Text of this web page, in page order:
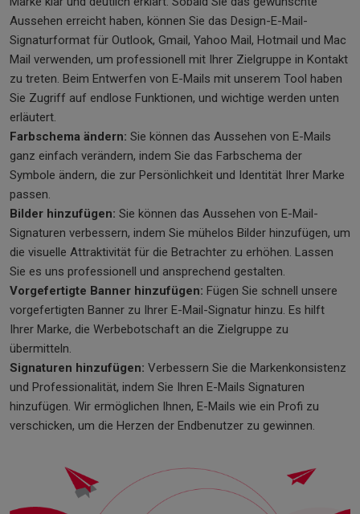
Aussehen erreicht haben, können Sie das Design-E-Mail-
Signaturformat für Outlook, Gmail, Yahoo Mail, Hotmail und Mac
Mail verwenden, um professionell mit Ihrer Zielgruppe in Kontakt
zu treten. Beim Entwerfen von E-Mails mit unserem Tool haben
Sie Zugriff auf endlose Funktionen, und wichtige werden unten
erläutert.
Farbschema ändern: Sie können das Aussehen von E-Mails
ganz einfach verändern, indem Sie das Farbschema der
Symbole ändern, die zur Persönlichkeit und Identität Ihrer Marke
passen.
Bilder hinzufügen: Sie können das Aussehen von E-Mail-
Signaturen verbessern, indem Sie mühelos Bilder hinzufügen, um
die visuelle Attraktivität für die Betrachter zu erhöhen. Lassen
Sie es uns professionell und ansprechend gestalten.
Vorgefertigte Banner hinzufügen: Fügen Sie schnell unsere
vorgefertigten Banner zu Ihrer E-Mail-Signatur hinzu. Es hilft
Ihrer Marke, die Werbebotschaft an die Zielgruppe zu
übermitteln.
Signaturen hinzufügen: Verbessern Sie die Markenkonsistenz
und Professionalität, indem Sie Ihren E-Mails Signaturen
hinzufügen. Wir ermöglichen Ihnen, E-Mails wie ein Profi zu
verschicken, um die Herzen der Endbenutzer zu gewinnen.